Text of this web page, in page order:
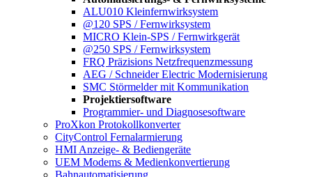
ALU010 Kleinfernwirksystem
@120 SPS / Fernwirksystem
MICRO Klein-SPS / Fernwirkgerät
@250 SPS / Fernwirksystem
FRQ Präzisions Netzfrequenzmessung
AEG / Schneider Electric Modernisierung
SMC Störmelder mit Kommunikation
Projektiersoftware
Programmier- und Diagnosesoftware
ProXkon Protokollkonverter
CityControl Fernalarmierung
HMI Anzeige- & Bediengeräte
UEM Modems & Medienkonvertierung
Bahnautomatisierung